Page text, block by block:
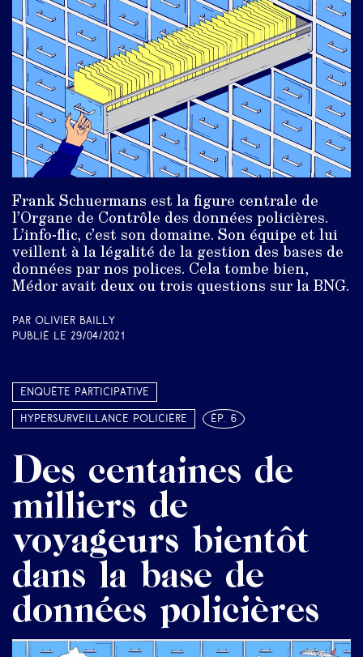
Frank Schuermans est la figure centrale de
l’Organe de Contrôle des données policières.
L’info-flic, c’est son domaine. Son équipe et lui
veillent à la légalité de la gestion des bases de
données par nos polices. Cela tombe bien,
Médor avait deux ou trois questions sur la BNG.
Par Olivier Bailly
Publié le 29/04/2021
Enquête participative
Hypersurveillance policière ép. 6
Des centaines de
milliers de
voyageurs bientôt
dans la base de
données policières